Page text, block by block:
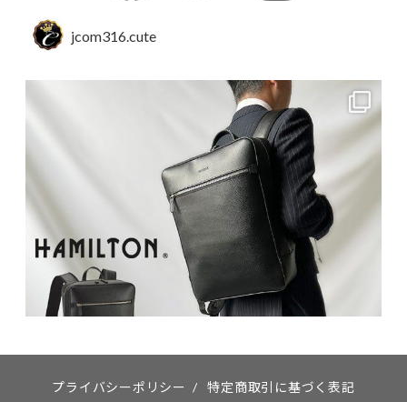
jcom316.cute
プライバシーポリシー / 特定商取引に基づく表記